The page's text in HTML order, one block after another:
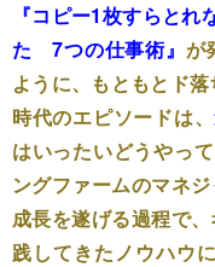
『コピー1枚すらと
た 7つの仕事術』 が
ように、もともとド
時代のエピソードは、
はいったいどうやっ
ングファームのマネ
成長を遂げる過程で
践してきたノウハウ